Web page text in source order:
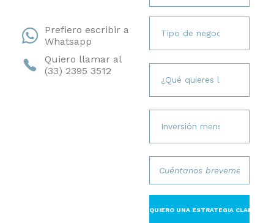
Prefiero escribir a
Whatsapp
Quiero llamar al
(33) 2395 3512